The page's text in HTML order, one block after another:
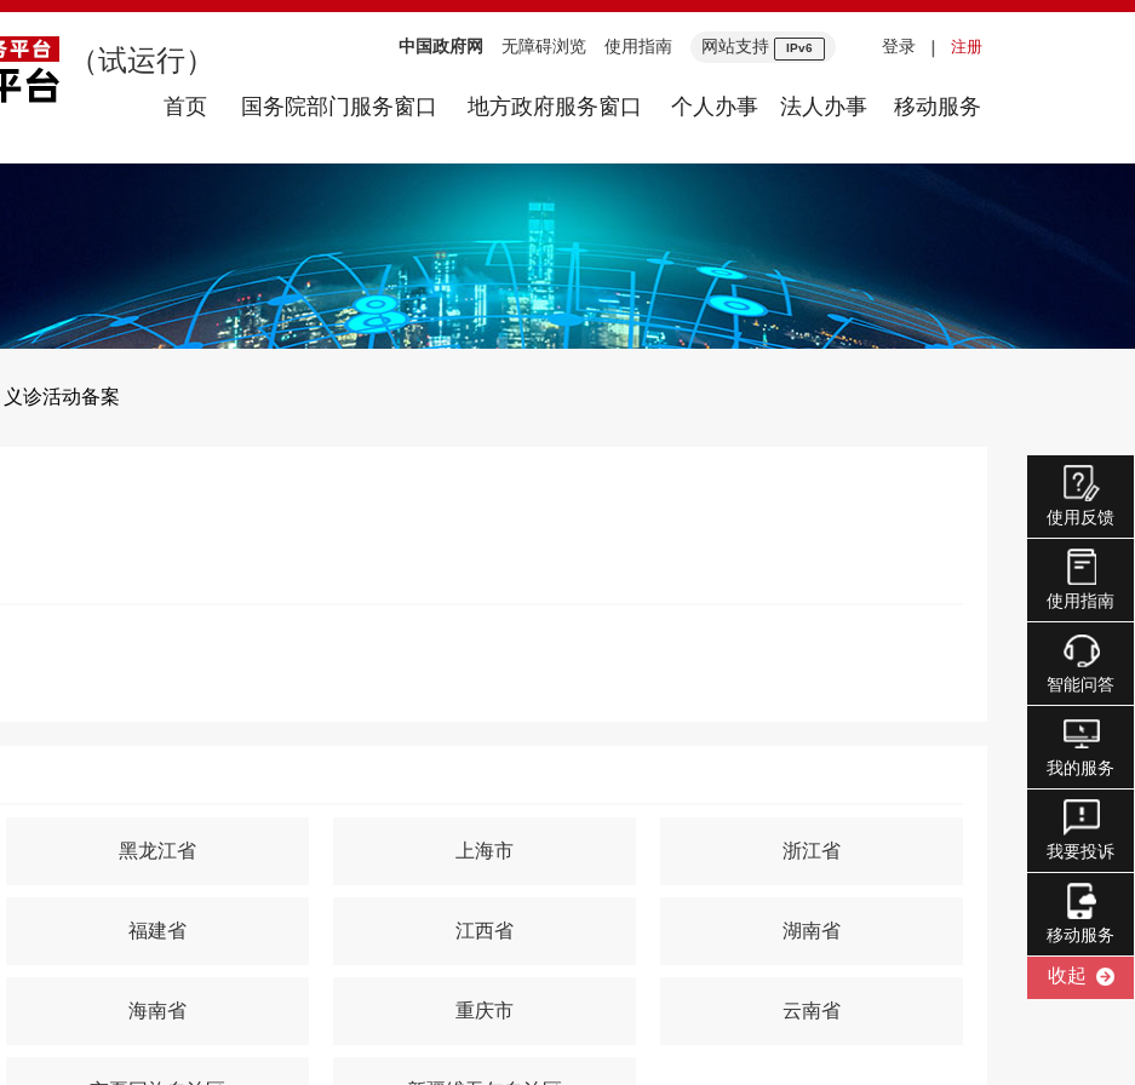
（试运行） 登录 注册
网站支持 IPv6
使用指南
无障碍浏览
中国政府网
首页 国务院部门服务窗口 地方政府服务窗口 个人办事 法人办事 移动服务
使用反馈
使用指南
智能问答
我的服务
我要投诉
移动服务
收起
义诊活动备案
黑龙江省 上海市 浙江省
福建省 江西省 湖南省
海南省 重庆市 云南省